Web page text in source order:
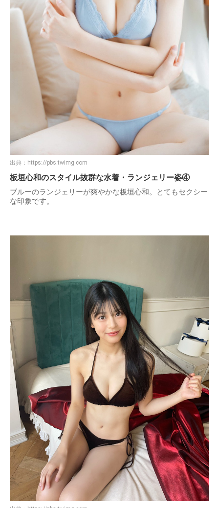
出典： https://pbs.twimg.com
板垣心和のスタイル抜群な水着・ランジェリー姿④
ブルーのランジェリーが爽やかな板垣心和。とてもセクシー
な印象です。